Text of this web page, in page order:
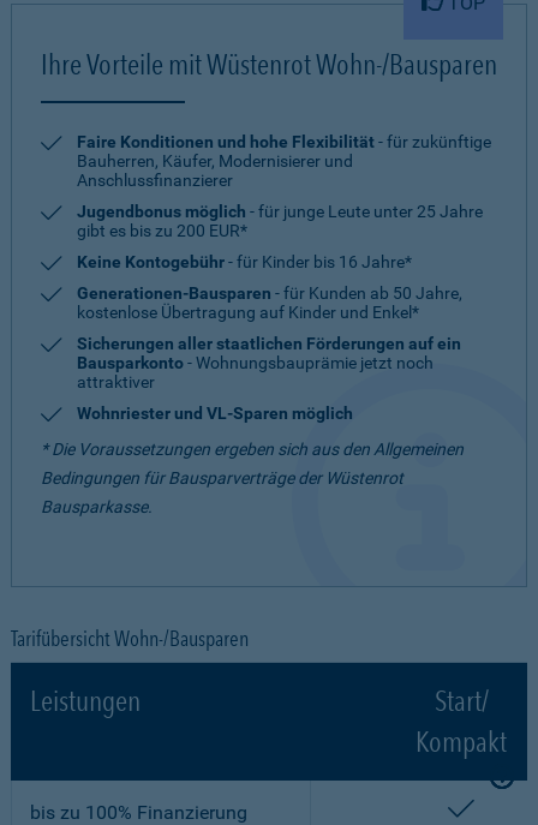
Ihre Vorteile mit Wüstenrot Wohn-/Bausparen
Faire Konditionen und hohe Flexibilität- für zukünftige
Bauherren, Käufer, Modernisierer und
Anschlussfinanzierer
Jugendbonus möglich - für junge Leute unter 25 Jahre
gibt es bis zu 200 EUR*
Keine Kontogebühr- für Kinder bis 16 Jahre*
Generationen-Bausparen - für Kunden ab 50 Jahre,
kostenlose Übertragung auf Kinder und Enkel*
Sicherungen aller staatlichen Förderungen auf ein
Bausparkonto- Wohnungsbauprämie jetzt noch
attraktiver
Wohnriester und VL-Sparen möglich
* Die Voraussetzungen ergeben sich aus den Allgemeinen
Bedingungen für Bausparverträge der Wüstenrot
Bausparkasse.
Tarifübersicht Wohn-/Bausparen
Leistungen
Start/
Kompakt
bis zu 100% Finanzierung